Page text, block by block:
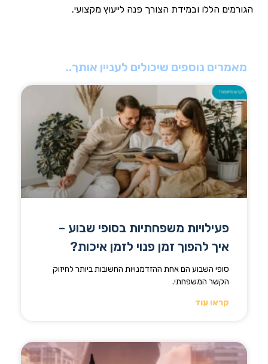
הגורמים הללו ובמידת הצורך פנה לייעוץ מקצועי.
מאמרים נוספים שיכולים לעניין אותך..
פעילויות משפחתיות בסופי שבוע –
איך להפוך זמן פנוי לזמן איכות?
סופי השבוע הם אחת ההזדמנויות החשובות ביותר לחיזוק
הקשר המשפחתי.
קראו עוד